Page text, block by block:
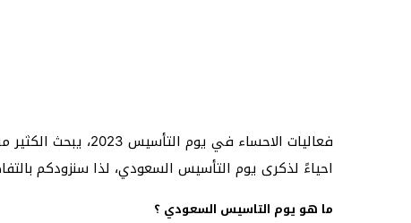
فعاليات الاحساء
احياءً لذكرى يوم التأسيس السعودي، لذا سنزودكم
ما هو يوم التاسيس السعودي ؟